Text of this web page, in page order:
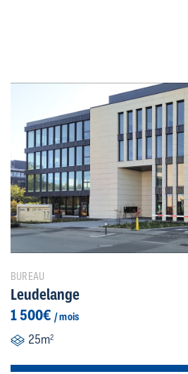
BUREAU
Leudelange
1 500€ / mois
25m2